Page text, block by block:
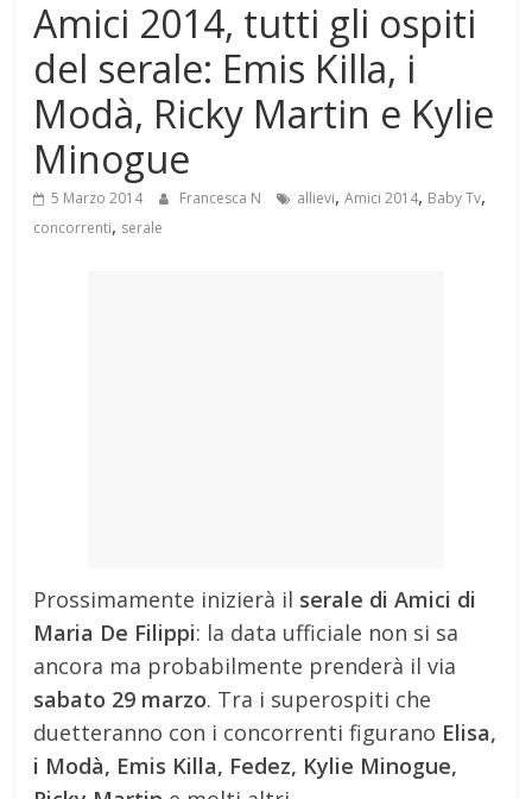
Mondo
Amici 2014, tutti gli ospiti
del serale: Emis Killa, i
Modà, Ricky Martin e Kylie
Minogue
5 Marzo 2014 Francesca N allievi,Amici 2014, Baby Tv,
concorrenti, serale
Prossimamente inizierà il serale di Amici di
Maria De Filippi: la data ufficiale non si sa
ancora ma probabilmente prenderà il via
sabato 29 marzo. Tra i superospiti che
duetteranno con i concorrenti figurano Elisa,
i Modà, Emis Killa, Fedez, Kylie Minogue,